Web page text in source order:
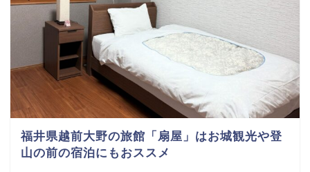
福井県越前大野の旅館「扇屋」はお城観光や登
山の前の宿泊にもおススメ